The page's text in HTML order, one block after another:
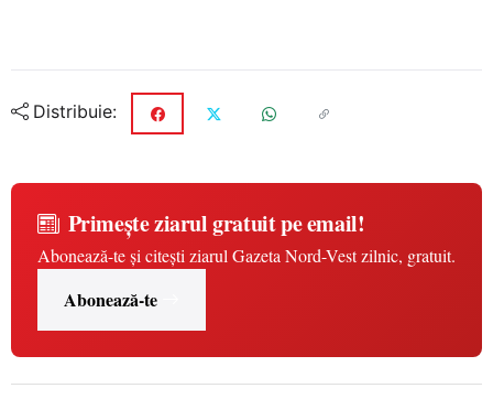
Distribuie:
Primește ziarul gratuit pe email!
Abonează-te și citești ziarul Gazeta Nord-Vest zilnic, gratuit.
Abonează-te